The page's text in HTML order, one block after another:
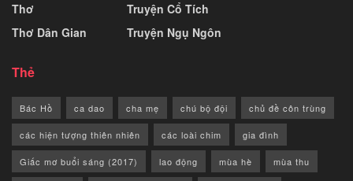
Thơ
Thơ Dân Gian
Truyện Cổ Tích
Truyện Ngụ Ngôn
Thẻ
Bác Hồ ca dao cha mẹ chú bộ đội chủ đề côn trùng
các hiện tượng thiên nhiên các loài chim gia đình
Giấc mơ buổi sáng (2017) lao động mùa hè mùa thu